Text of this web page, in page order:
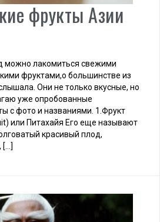
фрукты Азии
можно лакомиться свежими
фруктами,о большинстве из
Они не только вкусные, но
уже опробованные
с фото и названиями. 1.Фрукт
или Питахайя Его еще называют
красивый плод,
[…]